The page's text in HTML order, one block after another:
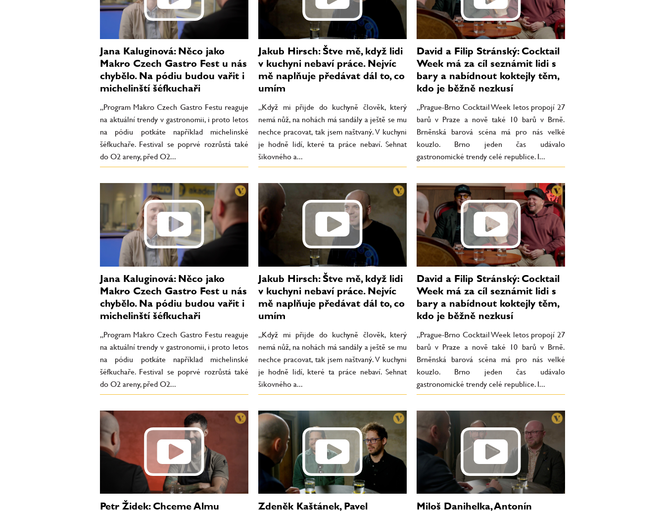
Jana Kaluginová: Něco jako
Makro Czech Gastro Fest u nás
chybělo. Na pódiu budou vařit i
michelinští šéfkuchaři
„Program Makro Czech Gastro Festu reaguje
na aktuální trendy v gastronomii, i proto letos
na pódiu potkáte například michelinské
šéfkuchaře. Festival se poprvé rozrůstá také
do O2 areny, před O2...
Jakub Hirsch: Štve mě, když lidi
v kuchyni nebaví práce. Nejvíc
mě naplňuje předávat dál to, co
umím
„Když mi přijde do kuchyně člověk, který
nemá nůž, na nohách má sandály a ještě se mu
nechce pracovat, tak jsem naštvaný. V kuchyni
je hodně lidí, které ta práce nebaví. Sehnat
šikovného a...
David a Filip Stránský: Cocktail
Week má za cíl seznámit lidi s
bary a nabídnout koktejly těm,
kdo je běžně nezkusí
„Prague-Brno Cocktail Week letos propojí 27
barů v Praze a nově také 10 barů v Brně.
Brněnská barová scéna má pro nás velké
kouzlo. Brno jeden čas udávalo
gastronomické trendy celé republice. I...
Jana Kaluginová: Něco jako
Makro Czech Gastro Fest u nás
chybělo. Na pódiu budou vařit i
michelinští šéfkuchaři
„Program Makro Czech Gastro Festu reaguje
na aktuální trendy v gastronomii, i proto letos
na pódiu potkáte například michelinské
šéfkuchaře. Festival se poprvé rozrůstá také
do O2 areny, před O2...
Jakub Hirsch: Štve mě, když lidi
v kuchyni nebaví práce. Nejvíc
mě naplňuje předávat dál to, co
umím
„Když mi přijde do kuchyně člověk, který
nemá nůž, na nohách má sandály a ještě se mu
nechce pracovat, tak jsem naštvaný. V kuchyni
je hodně lidí, které ta práce nebaví. Sehnat
šikovného a...
David a Filip Stránský: Cocktail
Week má za cíl seznámit lidi s
bary a nabídnout koktejly těm,
kdo je běžně nezkusí
„Prague-Brno Cocktail Week letos propojí 27
barů v Praze a nově také 10 barů v Brně.
Brněnská barová scéna má pro nás velké
kouzlo. Brno jeden čas udávalo
gastronomické trendy celé republice. I...
Petr Židek: Chceme Almu Zdeněk Kaštánek, Pavel Miloš Danihelka, Antonín